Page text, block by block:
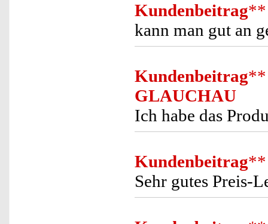
Kundenbeitrag**
kann man gut an
Kundenbeitrag**
GLAUCHAU
Ich habe das
Kundenbeitrag**
Sehr gutes Preis-